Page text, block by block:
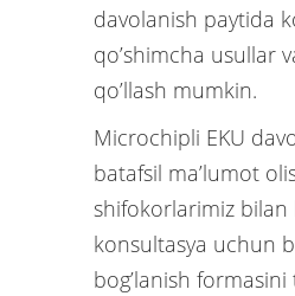
davolanish paytida
qo’shimcha usullar
qo’llash mumkin.
Microchipli EKU
batafsil ma’lumot
shifokorlarimiz bilan
konsultasya uchun
bog’lanish formasini